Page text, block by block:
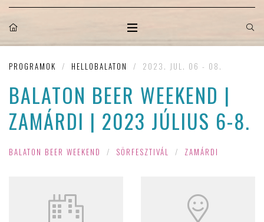
PROGRAMOK / HELLOBALATON / 2023. JUL. 06 - 08.
BALATON BEER WEEKEND |
ZAMÁRDI | 2023 JÚLIUS 6-8.
BALATON BEER WEEKEND / SÖRFESZTIVÁL / ZAMÁRDI